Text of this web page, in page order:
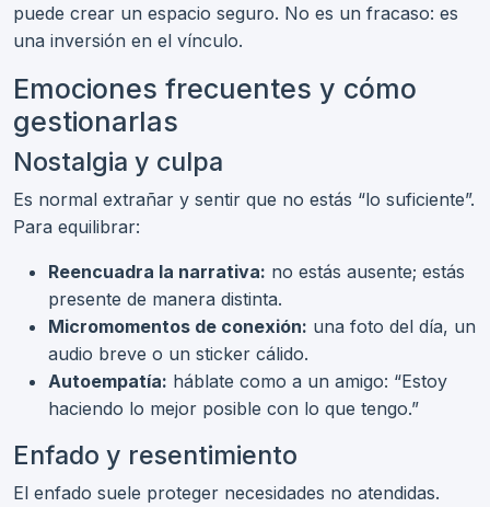
puede crear un espacio seguro. No es un fracaso: es
una inversión en el vínculo.
Emociones frecuentes y cómo
gestionarlas
Nostalgia y culpa
Es normal extrañar y sentir que no estás “lo suficiente”.
Para equilibrar:
Reencuadra la narrativa: no estás ausente; estás
presente de manera distinta.
Micromomentos de conexión: una foto del día, un
audio breve o un sticker cálido.
Autoempatía: háblate como a un amigo: “Estoy
haciendo lo mejor posible con lo que tengo.”
Enfado y resentimiento
El enfado suele proteger necesidades no atendidas.